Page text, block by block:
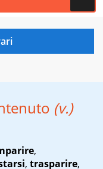
(v.)
,
, trasparire,